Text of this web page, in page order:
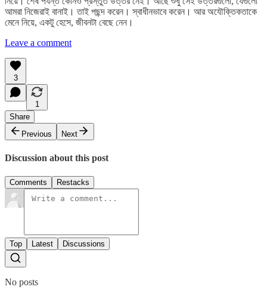
আমরা নিজেরাই বানাই। তাই পছন্দ করেন। স্বাধীনভাবে করেন। আর অযৌক্তিকতাকে
মেনে নিয়ে, একটু হেসে, জীবনটা বেছে নেন।
Leave a comment
3
1
Share
Previous
Next
Discussion about this post
Comments Restacks
Top Latest Discussions
No posts